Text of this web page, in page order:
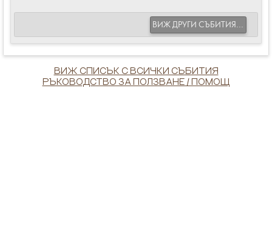
ВИЖ ДРУГИ СЪБИТИЯ...
ВИЖ СПИСЪК С ВСИЧКИ СЪБИТИЯ
РЪКОВОДСТВО ЗА ПОЛЗВАНЕ / ПОМОЩ